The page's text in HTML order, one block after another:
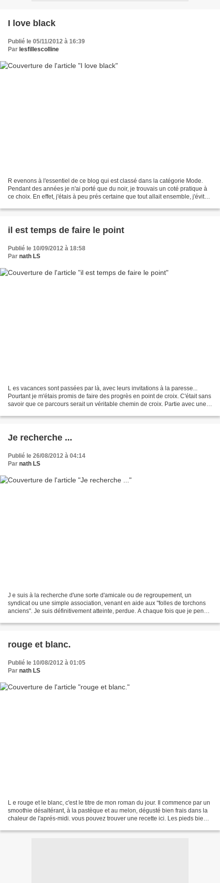
I love black
Publié le 05/11/2012 à 16:39
Par lesfillescolline
R evenons à l'essentiel de ce blog qui est classé dans la catégorie Mode.
Pendant des années je n'ai porté que du noir, je trouvais un coté pratique à
ce choix. En effet, j'étais à peu prés certaine que tout allait ensemble, j'évitais
il est temps de faire le point
Publié le 10/09/2012 à 18:58
Par nath LS
L es vacances sont passées par là, avec leurs invitations à la paresse...
Pourtant je m'étais promis de faire des progrès en point de croix. C'était sans
savoir que ce parcours serait un véritable chemin de croix. Partie avec une
Je recherche ...
Publié le 26/08/2012 à 04:14
Par nath LS
J e suis à la recherche d'une sorte d'amicale ou de regroupement, un
syndicat ou une simple association, venant en aide aux "folles de torchons
anciens". Je suis définitivement atteinte, perdue. A chaque fois que je pense
rouge et blanc.
Publié le 10/08/2012 à 01:05
Par nath LS
L e rouge et le blanc, c'est le titre de mon roman du jour. Il commence par un
smoothie désaltérant, à la pastèque et au melon, dégusté bien frais dans la
chaleur de l'aprés-midi. vous pouvez trouver une recette ici. Les pieds bien